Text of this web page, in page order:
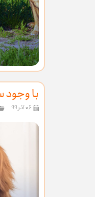
با وجود
۰۶ آذر ۹۹